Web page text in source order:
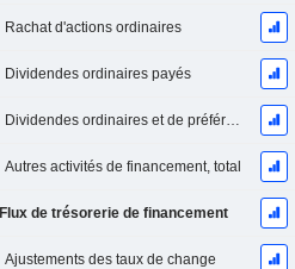
Rachat d'actions ordinaires
Dividendes ordinaires payés
Dividendes ordinaires et de préférence payés
Autres activités de financement, total
Flux de trésorerie de financement
Ajustements des taux de change